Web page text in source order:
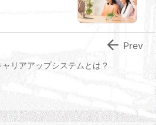
ャリアアップシステムとは？
 Prev